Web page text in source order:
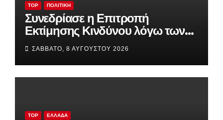
TOP ΠΟΛΙΤΙΚΉ
Συνεδρίασε η Επιτροπή
Εκτίμησης Κινδύνου λόγω των
υψηλών θερμοκρασιών και της
ενίσχυσης των ανέμων
ΣΆΒΒΑΤΟ, 8 ΑΥΓΟΎΣΤΟΥ 2026
TOP ΕΛΛΆΔΑ